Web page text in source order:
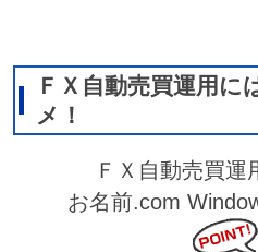
ＦＸ自動売買運用
メ！
ＦＸ自動売買
お名前.com